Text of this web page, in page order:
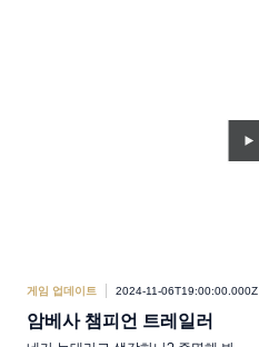
게임 업데이트 2024-11-06T19:00:00.000Z
암베사 챔피언 트레일러